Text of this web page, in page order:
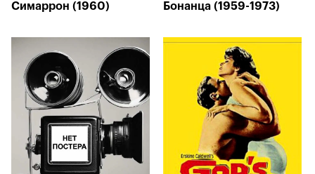
Симаррон (1960) Бонанца (1959-1973)